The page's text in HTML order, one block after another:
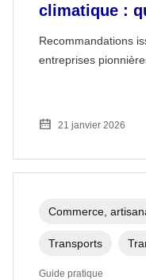
climatique :
Recommandations
entreprises
21 janvier 2026
Commerce,
Transports
Guide pratique